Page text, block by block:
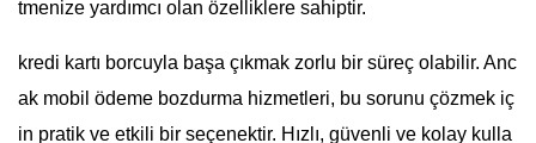
tmenize yardımcı olan özelliklere sahiptir.
kredi kartı borcuyla başa çıkmak zorlu bir süreç olabilir. Anc
ak mobil ödeme bozdurma hizmetleri, bu sorunu çözmek iç
in pratik ve etkili bir seçenektir. Hızlı, güvenli ve kolay kulla